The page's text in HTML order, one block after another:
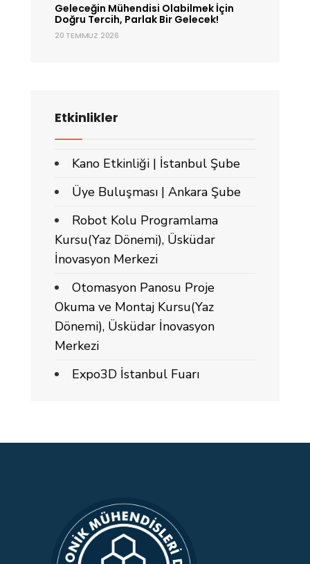
Geleceğin Mühendisi Olabilmek İçin
Doğru Tercih, Parlak Bir Gelecek!
20 TEMMUZ 2026
Etkinlikler
Kano Etkinliği | İstanbul Şube
Üye Buluşması | Ankara Şube
Robot Kolu Programlama
Kursu(Yaz Dönemi), Üsküdar
İnovasyon Merkezi
Otomasyon Panosu Proje
Okuma ve Montaj Kursu(Yaz
Dönemi), Üsküdar İnovasyon
Merkezi
Expo3D İstanbul Fuarı